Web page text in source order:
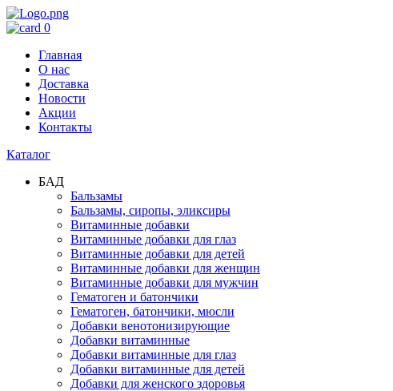
0
Главная
О нас
Доставка
Новости
Акции
Контакты
Каталог
БАД
Бальзамы
Бальзамы, сиропы, эликсиры
Витаминные добавки
Витаминные добавки для глаз
Витаминные добавки для детей
Витаминные добавки для женщин
Витаминные добавки для мужчин
Гематоген и батончики
Гематоген, батончики, мюсли
Добавки венотонизирующие
Добавки витаминные
Добавки витаминные для глаз
Добавки витаминные для детей
Добавки для женского здоровья